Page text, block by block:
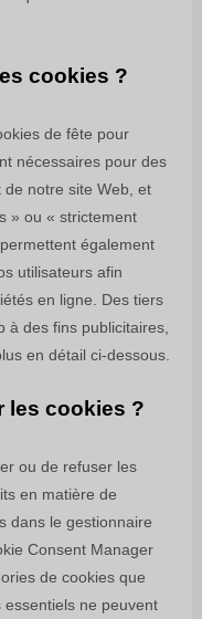
cookies ?
de fête pour
nécessaires pour des
notre site Web, et
» ou « strictement
également
utilisateurs afin
en ligne. Des tiers
à des fins publicitaires,
en détail ci-dessous.
les cookies ?
ou de refuser les
en matière de
dans le gestionnaire
Consent Manager
de cookies que
ne peuvent